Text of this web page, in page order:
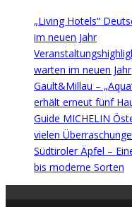
„Living Hotels“
im neuen Jahr
warten im neuen Jahr
Gault&Millau –
erhält erneut fünf
Guide MICHELIN
vielen
Südtiroler Äpfel –
bis moderne Sorten